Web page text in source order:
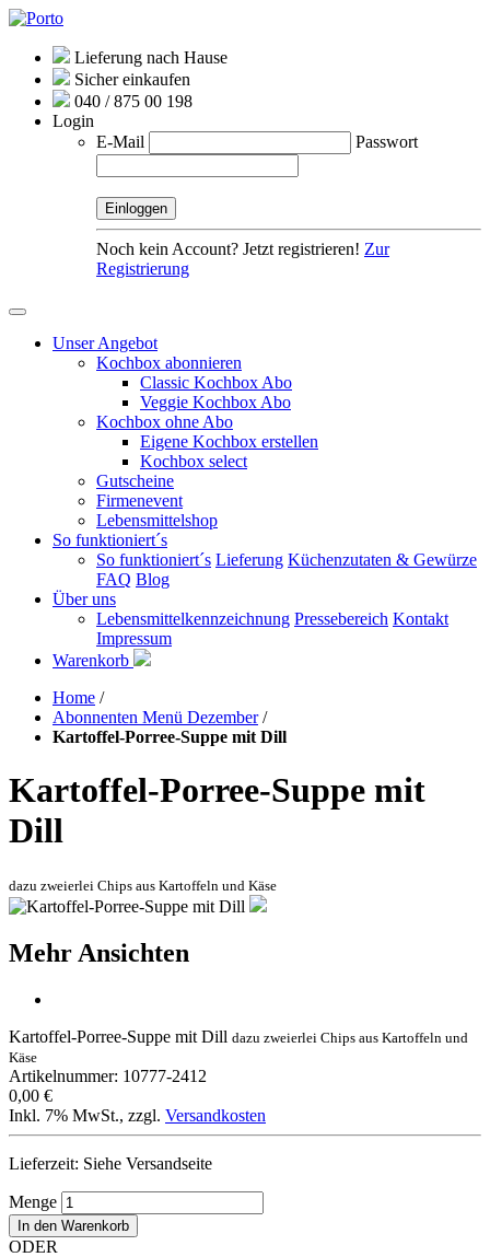
Lieferung nach Hause
Sicher einkaufen
040 / 875 00 198
Login
E-Mail
Passwort
Noch kein Account? Jetzt registrieren! Zur
Registrierung
Unser Angebot
Kochbox abonnieren
Classic Kochbox Abo
Veggie Kochbox Abo
Kochbox ohne Abo
Eigene Kochbox erstellen
Kochbox select
Gutscheine
Firmenevent
Lebensmittelshop
So funktioniert´s
So funktioniert´s Lieferung Küchenzutaten & Gewürze
FAQ Blog
Über uns
Lebensmittelkennzeichnung Pressebereich Kontakt
Impressum
Warenkorb
Home /
Abonnenten Menü Dezember /
Kartoffel-Porree-Suppe mit Dill
Kartoffel-Porree-Suppe mit
Dill
dazu zweierlei Chips aus Kartoffeln und Käse
Mehr Ansichten
Kartoffel-Porree-Suppe mit Dill dazu zweierlei Chips aus Kartoffeln und
Käse
Artikelnummer: 10777-2412
0,00 €
Inkl. 7% MwSt., zzgl. Versandkosten
Lieferzeit: Siehe Versandseite
Menge
In den Warenkorb
ODER